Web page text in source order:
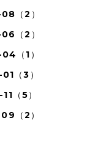
（2）
（2）
（1）
（3）
（5）
（2）